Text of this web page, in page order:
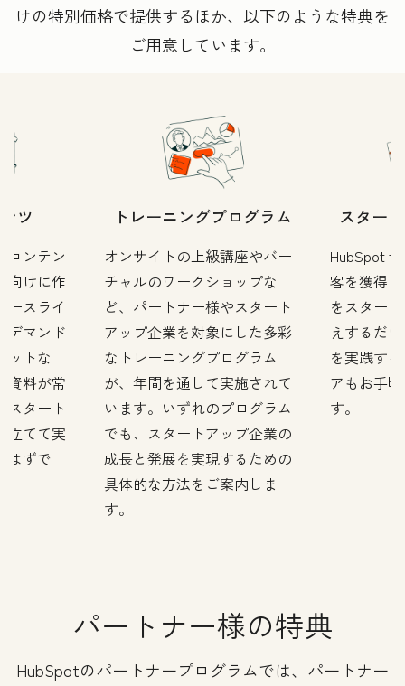
けの特別価格で提供するほか、以下のような特典を
ご用意しています。
ツ
コンテン
向けに作
ースライ
デマンド
ットな
資料が常
スタート
立てて実
はずで
トレーニングプログラム
オンサイトの上級講座やバー
チャルのワークショップな
ど、パートナー様やスタート
アップ企業を対象にした多彩
なトレーニングプログラム
が、年間を通して実施されて
います。いずれのプログラム
でも、スタートアップ企業の
成長と発展を実現するための
具体的な方法をご案内しま
す。
スター
HubSpot
客を獲得
をスター
えするだ
を実践す
アもお手
す。
パートナー様の特典
HubSpotのパートナープログラムでは、パートナー